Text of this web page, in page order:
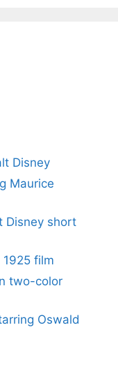
Disney
Maurice
Disney short
film
two-color
Oswald